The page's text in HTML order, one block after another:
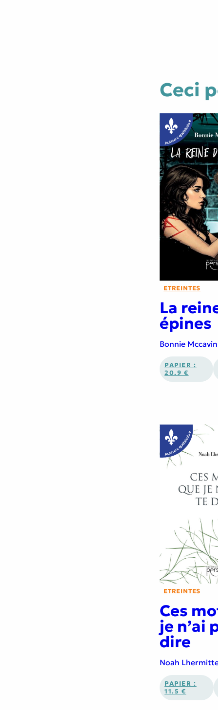
Ceci
ETREINTES
La
épines
Bonnie Mccavin
PAPIER :
20.9 €
ETREINTES
Ces
je n’ai
dire
Noah
PAPIER :
11.5 €